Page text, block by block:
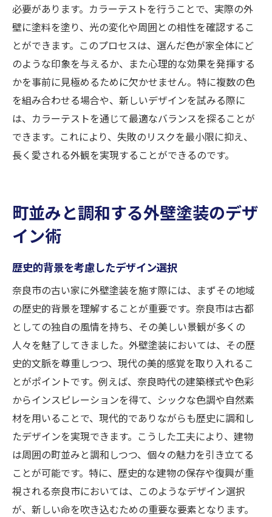
必要があります。カラーテストを行うことで、実際の外
壁に塗料を塗り、光の変化や周囲との相性を確認するこ
とができます。このプロセスは、選んだ色が家全体にど
のような印象を与えるか、また心理的な効果を発揮する
かを事前に見極めるために欠かせません。特に複数の色
を組み合わせる場合や、新しいデザインを試みる際に
は、カラーテストを通じて最適なバランスを探ることが
できます。これにより、失敗のリスクを最小限に抑え、
長く愛される外観を実現することができるのです。
町並みと調和する外壁塗装のデザ
イン術
歴史的背景を考慮したデザイン選択
奈良市の古い家に外壁塗装を施す際には、まずその地域
の歴史的背景を理解することが重要です。奈良市は古都
としての独自の風情を持ち、その美しい景観が多くの
人々を魅了してきました。外壁塗装においては、その歴
史的文脈を尊重しつつ、現代の美的感覚を取り入れるこ
とがポイントです。例えば、奈良時代の建築様式や色彩
からインスピレーションを得て、シックな色調や自然素
材を用いることで、現代的でありながらも歴史に調和し
たデザインを実現できます。こうした工夫により、建物
は周囲の町並みと調和しつつ、個々の魅力を引き立てる
ことが可能です。特に、歴史的な建物の保存や復興が重
視される奈良市においては、このようなデザイン選択
が、新しい命を吹き込むための重要な要素となります。